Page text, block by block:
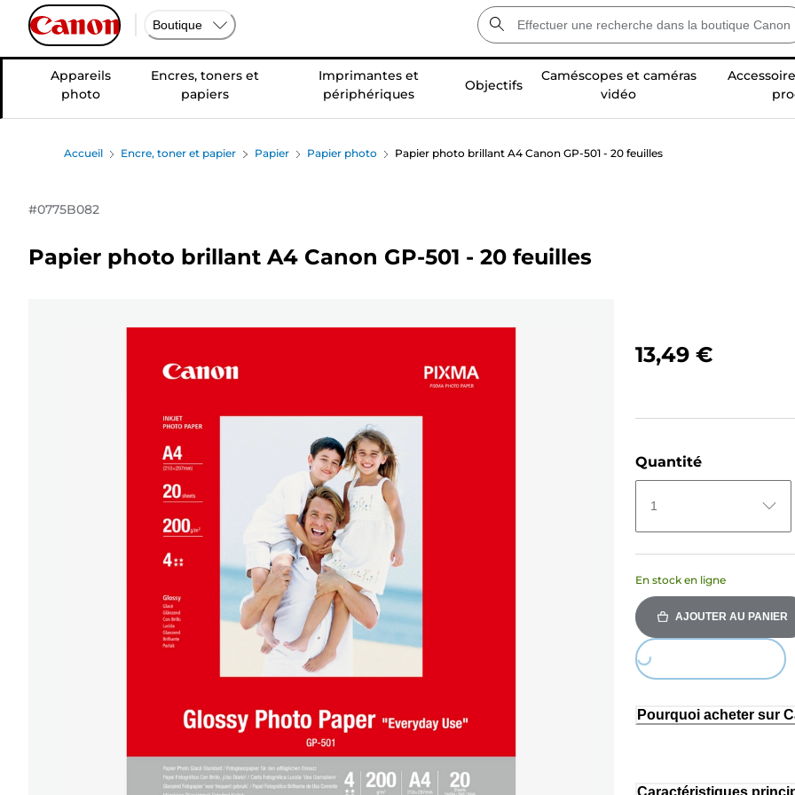
Boutique
Appareils
photo
Encres, toners et
papiers
Imprimantes et
périphériques
Objectifs
Caméscopes et caméras
vidéo
Accueil Encre, toner et papier Papier Papier photo Papier photo brillant A4 Canon GP-501 - 20 feuilles
#0775B082
Papier photo brillant A4 Canon GP-501 - 20 feuilles
13,49 €
Quantité
1
En stock en ligne
AJOUTER AU PANIER
Loading...
Pourquoi acheter sur